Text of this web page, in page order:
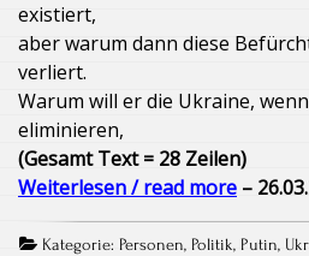
existiert,
aber warum dann diese
verliert.
Warum will er die Ukraine,
eliminieren,
(Gesamt Text = 28 Zeilen)
Weiterlesen / read more –
Kategorie: Personen, Politik, Putin,